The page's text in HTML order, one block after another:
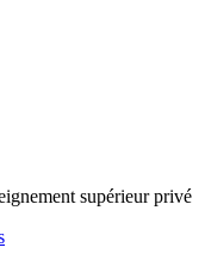
supérieur privé